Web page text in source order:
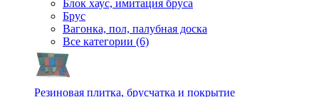
Блок хаус, имитация бруса
Брус
Вагонка, пол, палубная доска
Все категории (6)
Резиновая плитка, брусчатка и покрытие